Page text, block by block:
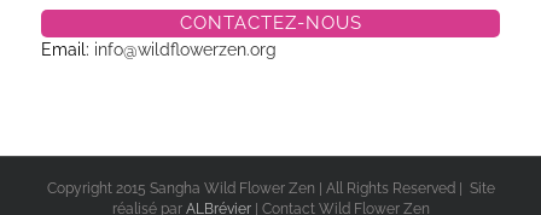
CONTACTEZ-NOUS
Email: info@wildflowerzen.org
Copyright 2015 Sangha Wild Flower Zen | All Rights Reserved | Site
réalisé par ALBrévier | Contact Wild Flower Zen